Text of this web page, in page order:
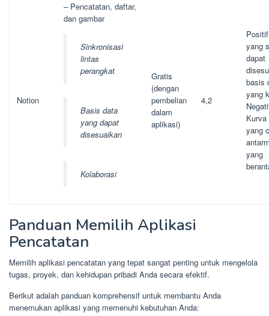
Notion
– Pencatatan, daftar,
dan gambar
Sinkronisasi
lintas
perangkat
Basis data
yang dapat
disesuaikan
Kolaborasi
Gratis
(dengan
pembelian
dalam
aplikasi)
4,2
yang
dapat
basis
yang
Kurva
yang
yang
Panduan Memilih Aplikasi
Pencatatan
Memilih aplikasi pencatatan yang tepat sangat penting untuk mengelola
tugas, proyek, dan kehidupan pribadi Anda secara efektif.
Berikut adalah panduan komprehensif untuk membantu Anda
menemukan aplikasi yang memenuhi kebutuhan Anda: